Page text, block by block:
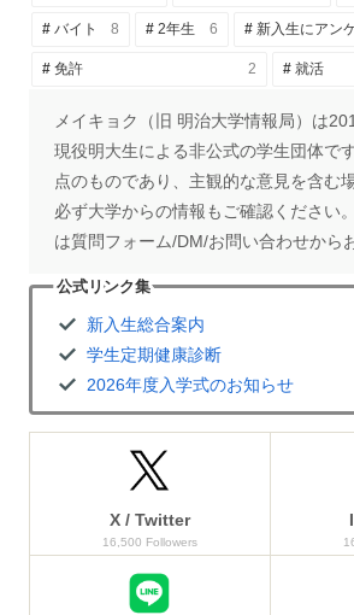
バイト 8 2年生 6 新入生にアン
免許 2 就活
メイキョク（旧 明治大学情報局）は
現役明大生による非公式の学生団体で
点のものであり、主観的な意見を含む
必ず大学からの情報もご確認ください
は質問フォーム/DM/お問い合わせから
公式リンク集
新入生総合案内
学生定期健康診断
2026年度入学式のお知らせ
X / Twitter
16,500 Followers